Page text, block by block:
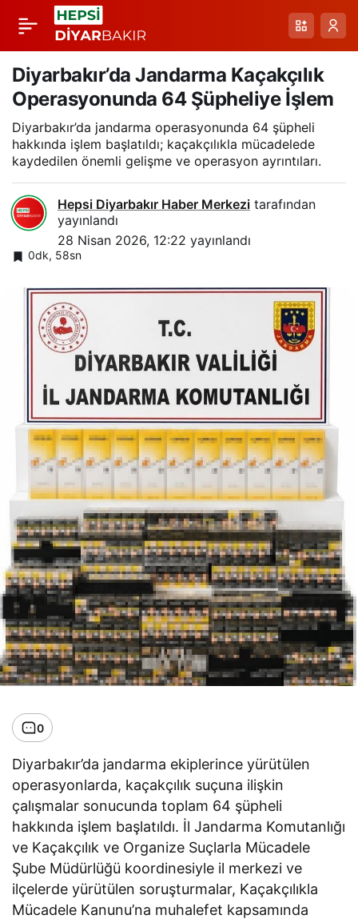
Diyarbakır’da Jandarma Kaçakçılık
Operasyonunda 64 Şüpheliye İşlem
Diyarbakır’da jandarma operasyonunda 64 şüpheli
hakkında işlem başlatıldı; kaçakçılıkla mücadelede
kaydedilen önemli gelişme ve operasyon ayrıntıları.
Hepsi Diyarbakır Haber Merkezi tarafından
yayınlandı
28 Nisan 2026, 12:22 yayınlandı
0dk, 58sn
0
Diyarbakır’da jandarma ekiplerince yürütülen
operasyonlarda, kaçakçılık suçuna ilişkin
çalışmalar sonucunda toplam 64 şüpheli
hakkında işlem başlatıldı. İl Jandarma Komutanlığı
ve Kaçakçılık ve Organize Suçlarla Mücadele
Şube Müdürlüğü koordinesiyle il merkezi ve
ilçelerde yürütülen soruşturmalar, Kaçakçılıkla
Mücadele Kanunu’na muhalefet kapsamında
Recep Demiray ile
Moda Dünyasına
Yolculuk: Kariyer
Planlama Programı
Başarısı
Paylaş